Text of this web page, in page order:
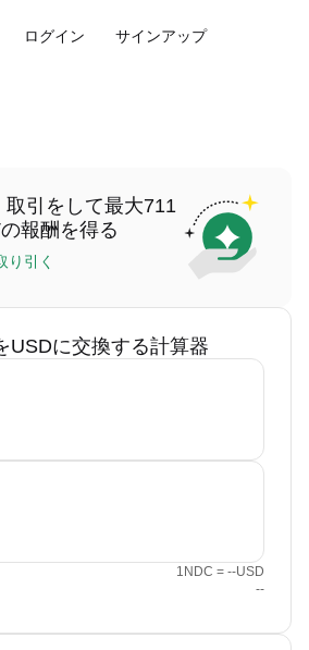
ログイン サインアップ
取引をして最大711
報酬を得る
り引く
USDに交換する計算器
1NDC = --USD
--